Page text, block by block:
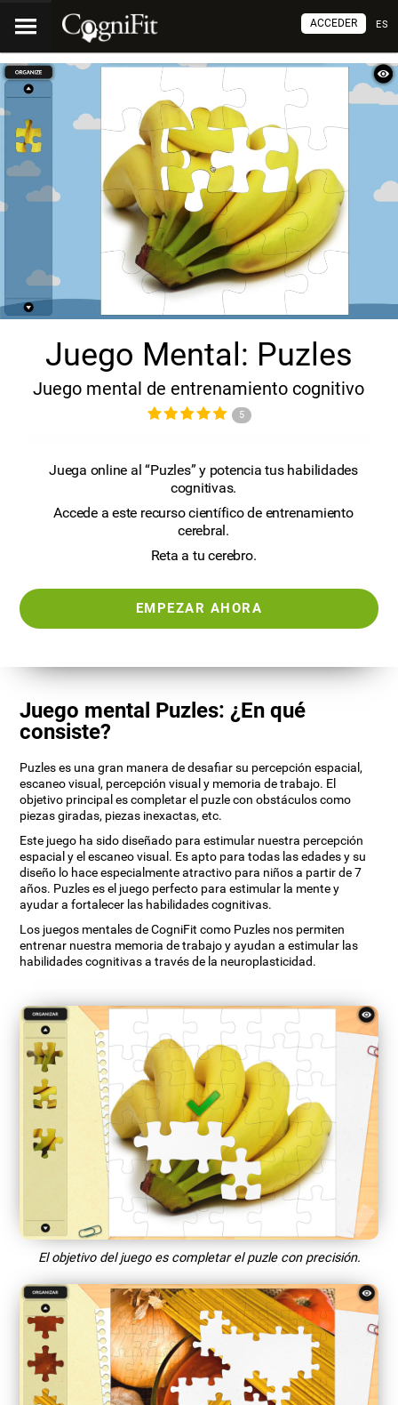
ES
ACCEDER
Juego Mental: Puzles
Juego mental de entrenamiento cognitivo
5
Juega online al “Puzles” y potencia tus habilidades
cognitivas.
Accede a este recurso científico de entrenamiento
cerebral.
Reta a tu cerebro.
EMPEZAR AHORA
Juego mental Puzles: ¿En qué
consiste?
Puzles es una gran manera de desafiar su percepción espacial,
escaneo visual, percepción visual y memoria de trabajo. El
objetivo principal es completar el puzle con obstáculos como
piezas giradas, piezas inexactas, etc.
Este juego ha sido diseñado para estimular nuestra percepción
espacial y el escaneo visual. Es apto para todas las edades y su
diseño lo hace especialmente atractivo para niños a partir de 7
años. Puzles es el juego perfecto para estimular la mente y
ayudar a fortalecer las habilidades cognitivas.
Los juegos mentales de CogniFit como Puzles nos permiten
entrenar nuestra memoria de trabajo y ayudan a estimular las
habilidades cognitivas a través de la neuroplasticidad.
El objetivo del juego es completar el puzle con precisión.